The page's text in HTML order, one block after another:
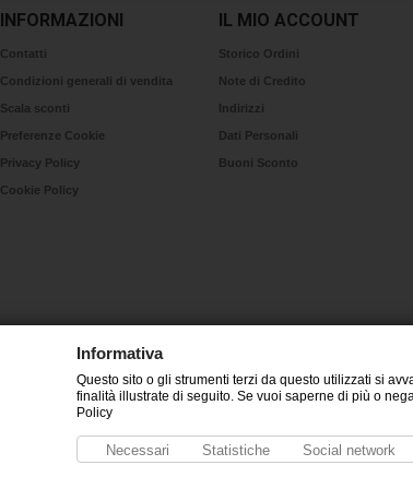
INFORMAZIONI
Contatti
Condizioni generali di vendita
Scala sconti
Preferenze Cookie
Privacy Policy
Cookie Policy
IL MIO ACCOUNT
Storico Ordini
Note di Credito
Indirizzi
Dati Personali
Buoni Sconto
Informativa
Questo sito o gli strumenti terzi da questo utilizzati si
finalità illustrate di seguito. Se vuoi saperne di più o
Policy
Necessari Statistiche Social network